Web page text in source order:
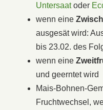
Untersaatoder
wenn eine
ausgesät wird:
bis 23.02. des
wenn eine
und geerntet wird
Mais-Bohnen-
Fruchtwechsel,